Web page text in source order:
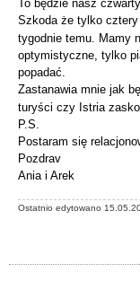
To będzie nasz
Szkoda że tylko cztery
tygodnie temu. Mamy
optymistyczne, tylko
popadać.
Zastanawia mnie jak
turyści czy Istria
P.S.
Postaram się
Pozdrav
Ania i Arek
Ostatnio edytowano